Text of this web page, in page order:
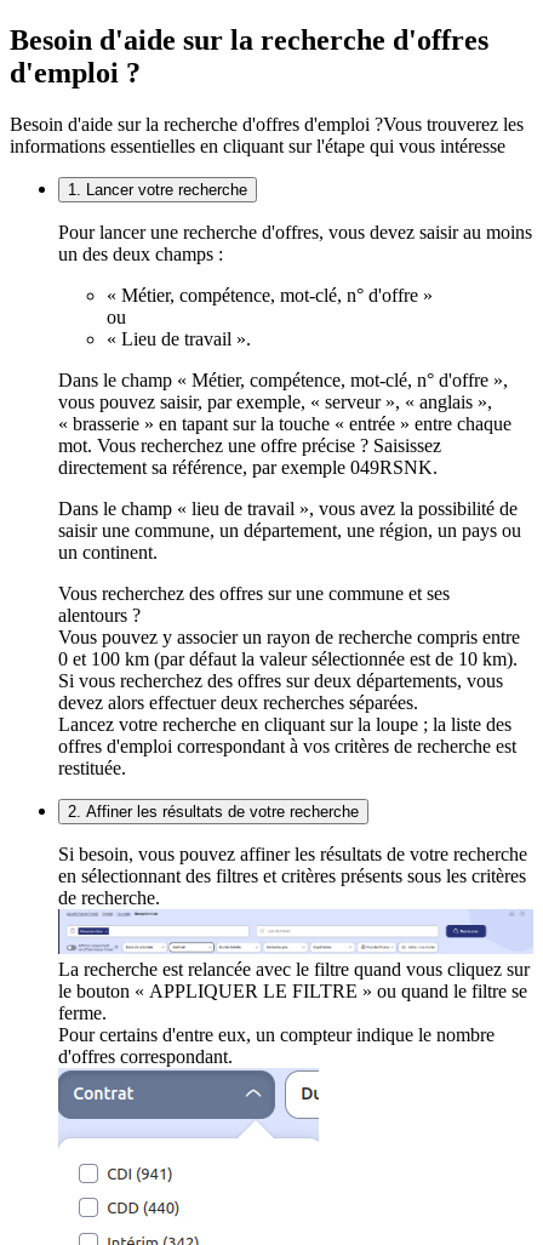
Besoin d'aide sur la recherche d'offres
d'emploi ?
Besoin d'aide sur la recherche d'offres d'emploi ?Vous trouverez les
informations essentielles en cliquant sur l'étape qui vous intéresse
1. Lancer votre recherche
Pour lancer une recherche d'offres, vous devez saisir au moins
un des deux champs :
« Métier, compétence, mot-clé, n° d'offre »
ou
« Lieu de travail ».
Dans le champ « Métier, compétence, mot-clé, n° d'offre »,
vous pouvez saisir, par exemple, « serveur », « anglais »,
« brasserie » en tapant sur la touche « entrée » entre chaque
mot. Vous recherchez une offre précise ? Saisissez
directement sa référence, par exemple 049RSNK.
Dans le champ « lieu de travail », vous avez la possibilité de
saisir une commune, un département, une région, un pays ou
un continent.
Vous recherchez des offres sur une commune et ses
alentours ?
Vous pouvez y associer un rayon de recherche compris entre
0 et 100 km (par défaut la valeur sélectionnée est de 10 km).
Si vous recherchez des offres sur deux départements, vous
devez alors effectuer deux recherches séparées.
Lancez votre recherche en cliquant sur la loupe ; la liste des
offres d'emploi correspondant à vos critères de recherche est
restituée.
2. Affiner les résultats de votre recherche
Si besoin, vous pouvez affiner les résultats de votre recherche
en sélectionnant des filtres et critères présents sous les critères
de recherche.
La recherche est relancée avec le filtre quand vous cliquez sur
le bouton « APPLIQUER LE FILTRE » ou quand le filtre se
ferme.
Pour certains d'entre eux, un compteur indique le nombre
d'offres correspondant.